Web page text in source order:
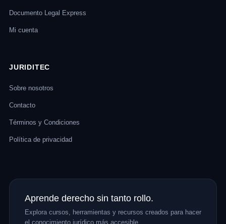
Documento Legal Express
Mi cuenta
JURIDITEC
Sobre nosotros
Contacto
Términos y Condiciones
Política de privacidad
Aprende derecho sin tanto rollo.
Explora cursos, herramientas y recursos creados para hacer
el conocimiento jurídico más accesible.